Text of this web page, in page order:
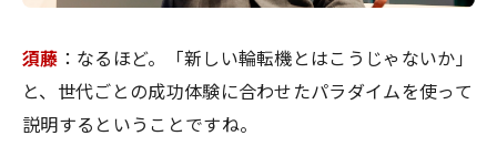
須藤 ：なるほど。「新しい輪転機とはこうじゃないか」
と、世代ごとの成功体験に合わせたパラダイムを使って
説明するということですね。